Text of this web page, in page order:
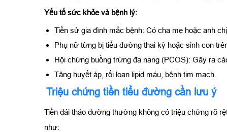
Yếu tố sức khỏe và bệnh lý:
Tiền sử gia đình mắc bệnh: Có cha mẹ hoặc anh
Phụ nữ từng bị tiểu đường thai kỳ hoặc sinh con
Hội chứng buồng trứng đa nang (PCOS): Gây ra
Tăng huyết áp, rối loạn lipid máu, bệnh tim mạch.
Triệu chứng tiền tiểu đường cần lưu ý
Tiền đái tháo đường thường không có triệu chứng rõ
như: